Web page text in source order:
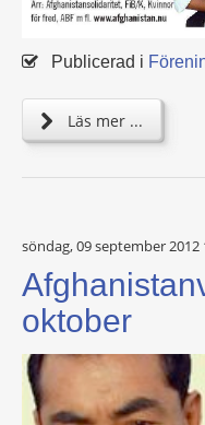
Publicerad i
Läs mer ...
söndag, 09 september 2012
oktober